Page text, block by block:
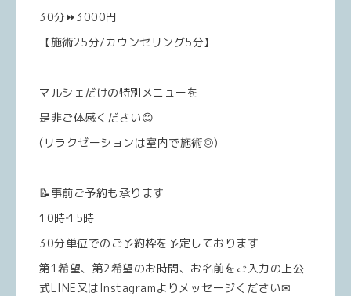
30分⏩3000円
【施術25分/カウンセリング5分】
マルシェだけの特別メニューを
是非ご体感ください😊
(リラクゼーションは室内で施術◎)
📝事前ご予約も承ります
10時‐15時
30分単位でのご予約枠を予定しております
第1希望、第2希望のお時間、お名前をご入力の上公
式LINE又はInstagramよりメッセージください✉